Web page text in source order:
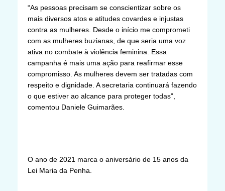
“As pessoas precisam se conscientizar sobre os
mais diversos atos e atitudes covardes e injustas
contra as mulheres. Desde o início me comprometi
com as mulheres buzianas, de que seria uma voz
ativa no combate à violência feminina. Essa
campanha é mais uma ação para reafirmar esse
compromisso. As mulheres devem ser tratadas com
respeito e dignidade. A secretaria continuará fazendo
o que estiver ao alcance para proteger todas”,
comentou Daniele Guimarães.
O ano de 2021 marca o aniversário de 15 anos da
Lei Maria da Penha.